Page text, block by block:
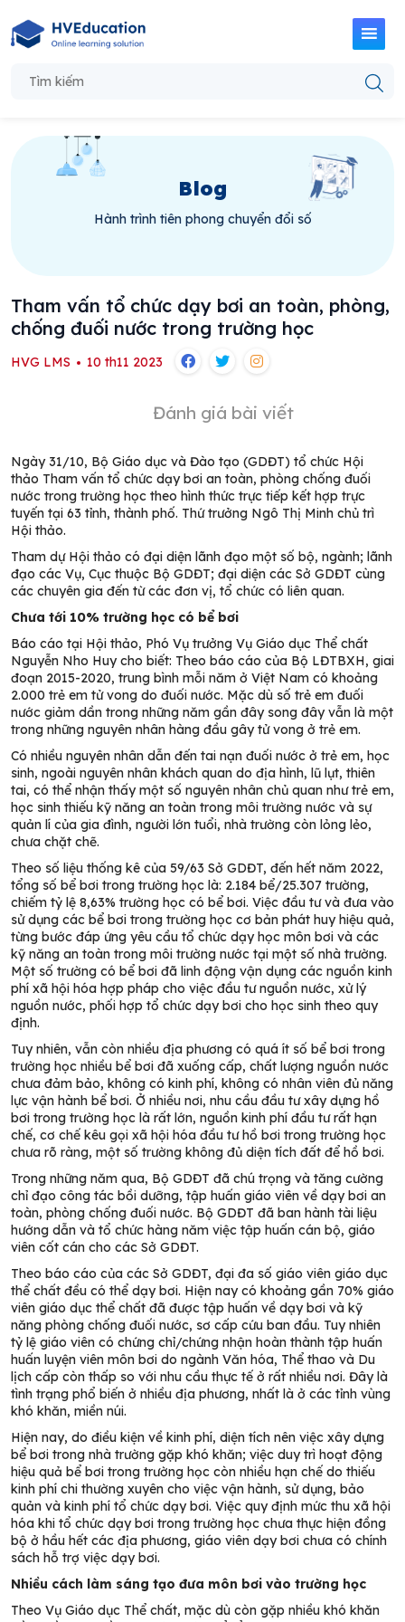
Blog
Hành trình tiên phong chuyển đổi số
Tham vấn tổ chức dạy bơi an toàn, phòng,
chống đuối nước trong trường học
HVG LMS 10 th11 2023
Đánh giá bài viết
Ngày 31/10, Bộ Giáo dục và Đào tạo (GDĐT) tổ chức Hội
thảo Tham vấn tổ chức dạy bơi an toàn, phòng chống đuối
nước trong trường học theo hình thức trực tiếp kết hợp trực
tuyến tại 63 tỉnh, thành phố. Thứ trưởng Ngô Thị Minh chủ trì
Hội thảo.
Tham dự Hội thảo có đại diện lãnh đạo một số bộ, ngành; lãnh
đạo các Vụ, Cục thuộc Bộ GDĐT; đại diện các Sở GDĐT cùng
các chuyên gia đến từ các đơn vị, tổ chức có liên quan.
Chưa tới 10% trường học có bể bơi
Báo cáo tại Hội thảo, Phó Vụ trưởng Vụ Giáo dục Thể chất
Nguyễn Nho Huy cho biết: Theo báo cáo của Bộ LĐTBXH, giai
đoạn 2015-2020, trung bình mỗi năm ở Việt Nam có khoảng
2.000 trẻ em tử vong do đuối nước. Mặc dù số trẻ em đuối
nước giảm dần trong những năm gần đây song đây vẫn là một
trong những nguyên nhân hàng đầu gây tử vong ở trẻ em.
Có nhiều nguyên nhân dẫn đến tai nạn đuối nước ở trẻ em, học
sinh, ngoài nguyên nhân khách quan do địa hình, lũ lụt, thiên
tai, có thể nhận thấy một số nguyên nhân chủ quan như trẻ em,
học sinh thiếu kỹ năng an toàn trong môi trường nước và sự
quản lí của gia đình, người lớn tuổi, nhà trường còn lỏng lẻo,
chưa chặt chẽ.
Theo số liệu thống kê của 59/63 Sở GDĐT, đến hết năm 2022,
tổng số bể bơi trong trường học là: 2.184 bể/25.307 trường,
chiếm tỷ lệ 8,63% trường học có bể bơi. Việc đầu tư và đưa vào
sử dụng các bể bơi trong trường học cơ bản phát huy hiệu quả,
từng bước đáp ứng yêu cầu tổ chức dạy học môn bơi và các
kỹ năng an toàn trong môi trường nước tại một số nhà trường.
Một số trường có bể bơi đã linh động vận dụng các nguồn kinh
phí xã hội hóa hợp pháp cho việc đầu tư nguồn nước, xử lý
nguồn nước, phối hợp tổ chức dạy bơi cho học sinh theo quy
định.
Tuy nhiên, vẫn còn nhiều địa phương có quá ít số bể bơi trong
trường học nhiều bể bơi đã xuống cấp, chất lượng nguồn nước
chưa đảm bảo, không có kinh phí, không có nhân viên đủ năng
lực vận hành bể bơi. Ở nhiều nơi, nhu cầu đầu tư xây dựng hồ
bơi trong trường học là rất lớn, nguồn kinh phí đầu tư rất hạn
chế, cơ chế kêu gọi xã hội hóa đầu tư hồ bơi trong trường học
chưa rõ ràng, một số trường không đủ diện tích đất để hồ bơi.
Trong những năm qua, Bộ GDĐT đã chú trọng và tăng cường
chỉ đạo công tác bồi dưỡng, tập huấn giáo viên về dạy bơi an
toàn, phòng chống đuối nước. Bộ GDĐT đã ban hành tài liệu
hướng dẫn và tổ chức hàng năm việc tập huấn cán bộ, giáo
viên cốt cán cho các Sở GDĐT.
Theo báo cáo của các Sở GDĐT, đại đa số giáo viên giáo dục
thể chất đều có thể dạy bơi. Hiện nay có khoảng gần 70% giáo
viên giáo dục thể chất đã được tập huấn về dạy bơi và kỹ
năng phòng chống đuối nước, sơ cấp cứu ban đầu. Tuy nhiên
tỷ lệ giáo viên có chứng chỉ/chứng nhận hoàn thành tập huấn
huấn luyện viên môn bơi do ngành Văn hóa, Thể thao và Du
lịch cấp còn thấp so với nhu cầu thực tế ở rất nhiều nơi. Đây là
tình trạng phổ biến ở nhiều địa phương, nhất là ở các tỉnh vùng
khó khăn, miền núi.
Hiện nay, do điều kiện về kinh phí, diện tích nên việc xây dựng
bể bơi trong nhà trường gặp khó khăn; việc duy trì hoạt động
hiệu quả bể bơi trong trường học còn nhiều hạn chế do thiếu
kinh phí chi thường xuyên cho việc vận hành, sử dụng, bảo
quản và kinh phí tổ chức dạy bơi. Việc quy định mức thu xã hội
hóa khi tổ chức dạy bơi trong trường học chưa thực hiện đồng
bộ ở hầu hết các địa phương, giáo viên dạy bơi chưa có chính
sách hỗ trợ việc dạy bơi.
Nhiều cách làm sáng tạo đưa môn bơi vào trường học
Theo Vụ Giáo dục Thể chất, mặc dù còn gặp nhiều khó khăn